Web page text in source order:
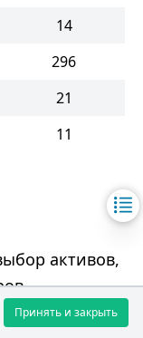
14
296
21
11
активов,
Принять и закрыть